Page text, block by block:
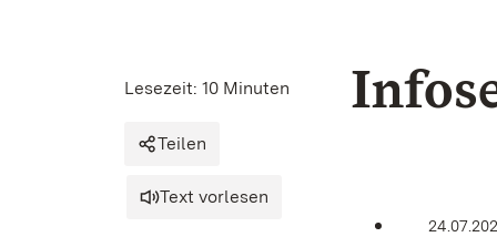
Lesezeit: 10 Minuten
Teilen
Text vorlesen